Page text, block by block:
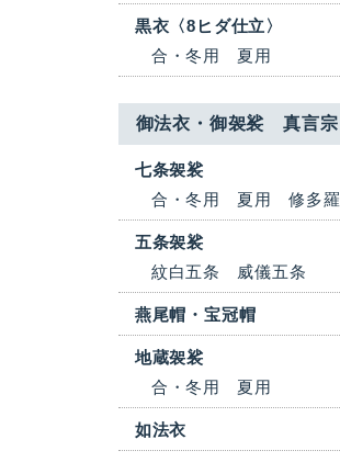
黒衣〈8ヒダ仕立〉
合・冬用
夏用
御法衣・御袈裟 真言宗
七条袈裟
合・冬用
夏用 修多羅
五条袈裟
紋白五条
威儀五条
燕尾帽・宝冠帽
地蔵袈裟
合・冬用
夏用
如法衣